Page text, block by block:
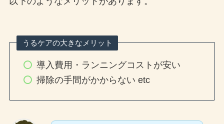
うるケアの大きなメリット
導入費用・ランニングコストが安い
掃除の手間がかからない etc